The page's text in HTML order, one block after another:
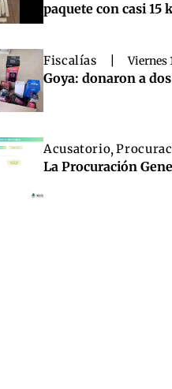
paquete con casi 15
Fiscalías Viernes
Goya: donaron a
Acusatorio,
La Procuración